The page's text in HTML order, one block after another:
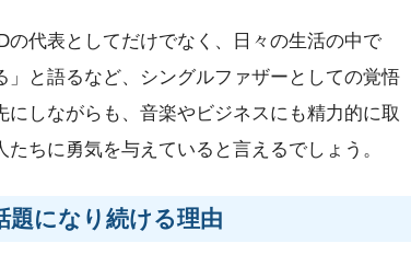
の代表としてだけでなく、日々の生活の中で
」と語るなど、シングルファザーとしての覚悟
しながらも、音楽やビジネスにも精力的に取
ちに勇気を与えていると言えるでしょう。
題になり続ける理由